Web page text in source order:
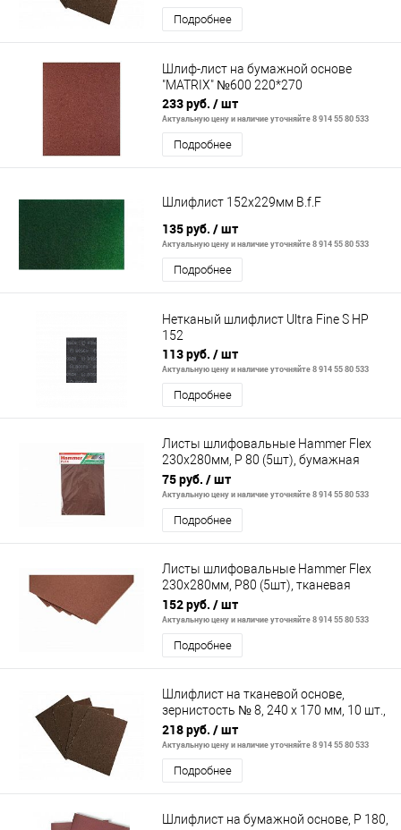
Подробнее
Шлиф-лист на бумажной основе
"MATRIX" №600 220*270
233 руб. / шт
Актуальную цену и наличие уточняйте 8 914 55 80 533
Подробнее
Шлифлист 152х229мм B.f.F
135 руб. / шт
Актуальную цену и наличие уточняйте 8 914 55 80 533
Подробнее
Нетканый шлифлист Ultra Fine S HP
152
113 руб. / шт
Актуальную цену и наличие уточняйте 8 914 55 80 533
Подробнее
Листы шлифовальные Hammer Flex
230x280мм, P 80 (5шт), бумажная
основа
75 руб. / шт
Актуальную цену и наличие уточняйте 8 914 55 80 533
Подробнее
Листы шлифовальные Hammer Flex
230x280мм, P80 (5шт), тканевая
основа
152 руб. / шт
Актуальную цену и наличие уточняйте 8 914 55 80 533
Подробнее
Шлифлист на тканевой основе,
зернистость № 8, 240 х 170 мм, 10 шт.,
водостойкий (БАЗ)// Россия
218 руб. / шт
Актуальную цену и наличие уточняйте 8 914 55 80 533
Подробнее
Шлифлист на бумажной основе, P 180,